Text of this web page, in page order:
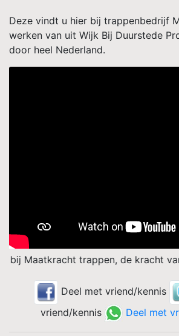
Deze vindt u hier bij trappenbedrijf
werken van uit Wijk Bij Duurstede
door heel Nederland.
trappen, de kracht van een
Deel met vriend/kennis
vriend/kennis
Deel met